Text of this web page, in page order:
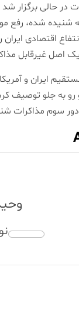
در حالی برگزار شد
شنیده شده،
اقتصادی
یک اصل غیرقابل
و دور سوم